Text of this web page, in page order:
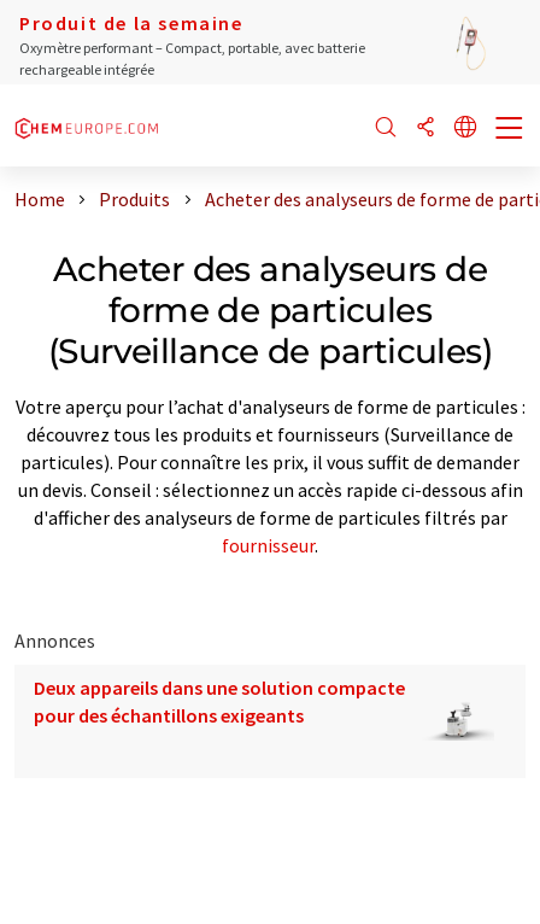
Produit de la semaine
Oxymètre performant – Compact, portable, avec batterie
rechargeable intégrée
Home Produits Acheter des analyseurs de forme de
Acheter des analyseurs de
forme de particules
(Surveillance de particules)
Votre aperçu pour l’achat d'analyseurs de forme de particules :
découvrez tous les produits et fournisseurs (Surveillance de
particules). Pour connaître les prix, il vous suffit de demander
un devis. Conseil : sélectionnez un accès rapide ci-dessous afin
d'afficher des analyseurs de forme de particules filtrés par
fournisseur.
Annonces
Deux appareils dans une solution compacte
pour des échantillons exigeants